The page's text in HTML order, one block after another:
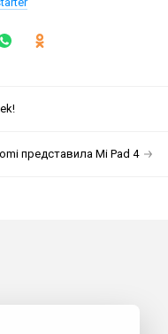
представила Mi Pad 4